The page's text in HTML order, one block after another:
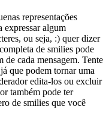
representações
expressar algum
ou seja, :) quer dizer
de smilies pode
de cada mensagem. Tente
que podem tornar uma
edita-los ou excluir
também pode ter
de smilies que você